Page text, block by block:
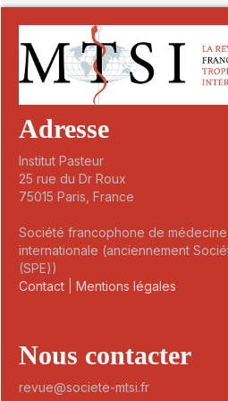
Adresse
Institut Pasteur
25 rue du Dr Roux
75015 Paris, France
Société francophone de
internationale (anciennement
(SPE))
Contact
Mentions légales
Nous contacter
revue@societe-mtsi.fr